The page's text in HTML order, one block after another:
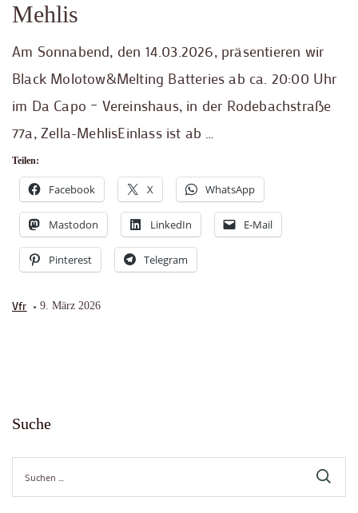
Mehlis
Am Sonnabend, den 14.03.2026, präsentieren wir
Black Molotow&Melting Batteries ab ca. 20:00 Uhr
im Da Capo – Vereinshaus, in der Rodebachstraße
77a, Zella-MehlisEinlass ist ab …
Teilen:
Facebook X WhatsApp
Mastodon LinkedIn E-Mail
Pinterest Telegram
Vfr 9. März 2026
Suche
nach: